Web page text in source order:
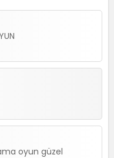
oyun güzel